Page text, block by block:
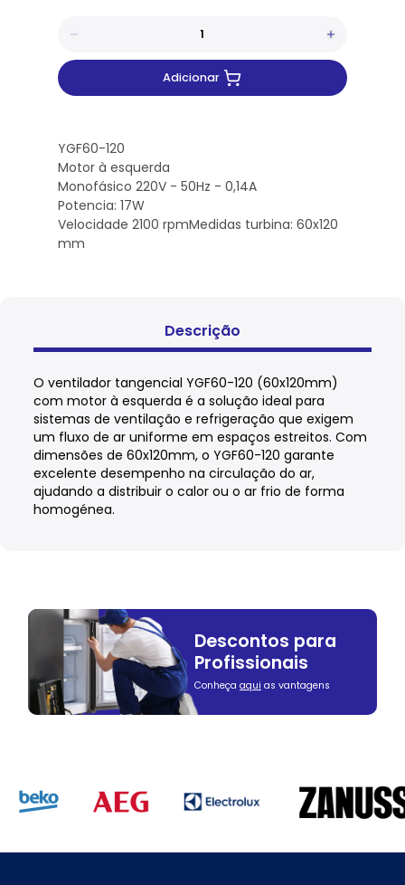
Adicionar
YGF60-120
Motor à esquerda
Monofásico 220V - 50Hz - 0,14A
Potencia: 17W
Velocidade 2100 rpmMedidas turbina: 60x120
mm
Descrição
O ventilador tangencial YGF60-120 (60x120mm)
com motor à esquerda é a solução ideal para
sistemas de ventilação e refrigeração que exigem
um fluxo de ar uniforme em espaços estreitos. Com
dimensões de 60x120mm, o YGF60-120 garante
excelente desempenho na circulação do ar,
ajudando a distribuir o calor ou o ar frio de forma
homogénea.
Descontos para
Profissionais
Conheça aqui as vantagens